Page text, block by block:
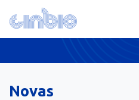
Novas